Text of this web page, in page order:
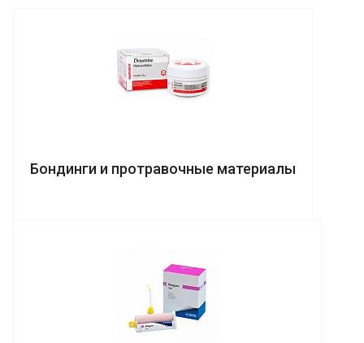
Бондинги и протравочные материалы